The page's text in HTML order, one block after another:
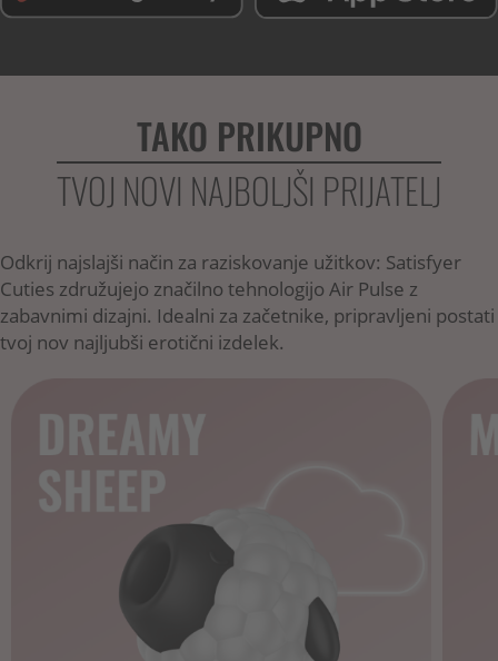
TAKO PRIKUPNO
TVOJ NOVI NAJBOLJŠI PRIJATELJ
Odkrij najslajši način za raziskovanje užitkov: Satisfyer
Cuties združujejo značilno tehnologijo Air Pulse z
zabavnimi dizajni. Idealni za začetnike, pripravljeni postati
tvoj nov najljubši erotični izdelek.